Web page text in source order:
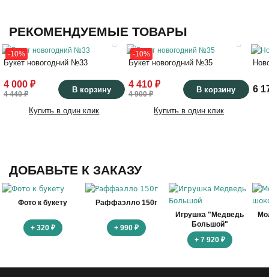
РЕКОМЕНДУЕМЫЕ ТОВАРЫ
-10%
Букет новогодний №33
4 000 ₽
4 440 ₽ В корзину
Купить в один клик
-10%
Букет новогодний №35
4 410 ₽
4 900 ₽ В корзину
Купить в один клик
6
ДОБАВЬТЕ К ЗАКАЗУ
Фото к букету
+ 320 ₽
Раффаэлло 150г
+ 990 ₽
Игрушка "Медведь
Большой"
+ 7 920 ₽